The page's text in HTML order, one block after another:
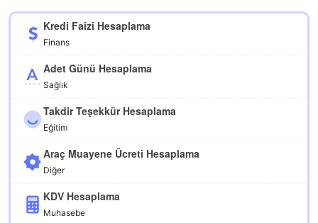
Kredi Faizi Hesaplama
Finans
Adet Günü Hesaplama
Sağlık
Takdir Teşekkür Hesaplama
Eğitim
Araç Muayene Ücreti Hesaplama
Diğer
KDV Hesaplama
Muhasebe